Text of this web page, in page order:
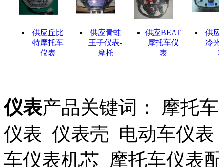
供应丘比
特摩托车
仪表
供应青蛙
王子仪表-
摩托
供应BEAT
摩托车仪
表
供
冷
仪表产品关键词： 摩托
仪表 仪表壳 电动车仪
车仪表机芯 摩托车仪表